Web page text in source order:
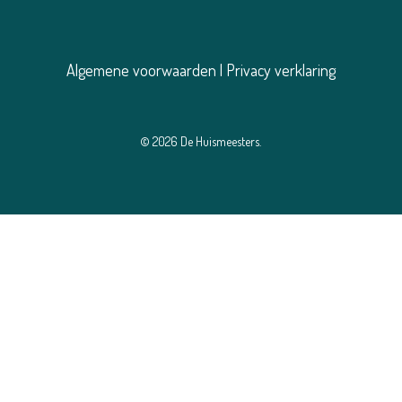
Algemene voorwaarden | Privacy verklaring
© 2026 De Huismeesters.